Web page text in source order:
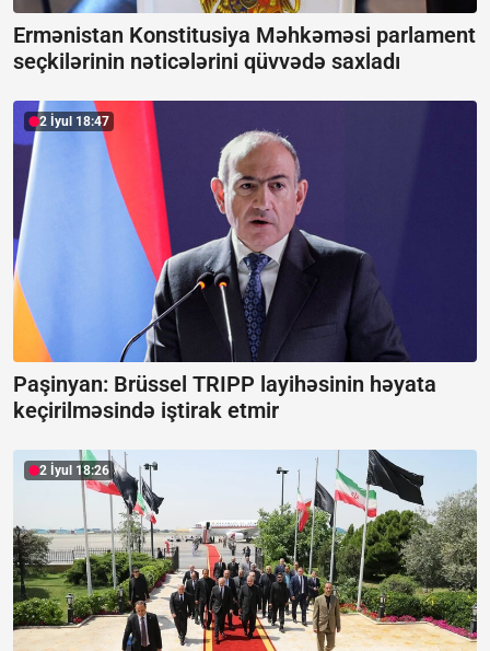
Ermənistan Konstitusiya Məhkəməsi parlament
seçkilərinin nəticələrini qüvvədə saxladı
2 İyul 18:47
Paşinyan: Brüssel TRIPP layihəsinin həyata
keçirilməsində iştirak etmir
2 İyul 18:26